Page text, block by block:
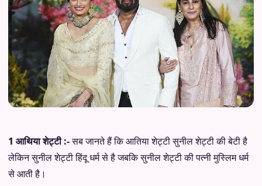
1 आथिया शेट्टी :-सब जानते हैं कि आतिया शेट्टी सुनील शेट्टी की बेटी है
लेकिन सुनील शेट्टी हिंदू धर्म से है जबकि सुनील शेट्टी की पत्नी मुस्लिम धर्म
से आती है।